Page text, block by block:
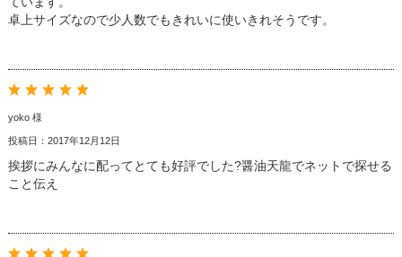
卓上サイズなので少人数でもきれいに使いきれそうです。
yoko 様
投稿日：2017年12月12日
挨拶にみんなに配ってとても好評でした?醤油天龍でネットで探せる
こと伝え